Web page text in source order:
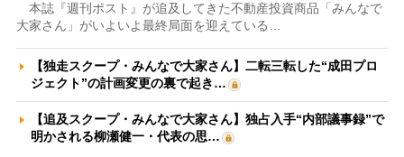
本誌『週刊ポスト』が追及してきた不動産投資商品「みんなで
大家さん」がいよいよ最終局面を迎えている…
【独走スクープ・みんなで大家さん】二転三転した“成田プロ
ジェクト”の計画変更の裏で起き…
【追及スクープ・みんなで大家さん】独占入手“内部議事録”で
明かされる柳瀬健一・代表の思…